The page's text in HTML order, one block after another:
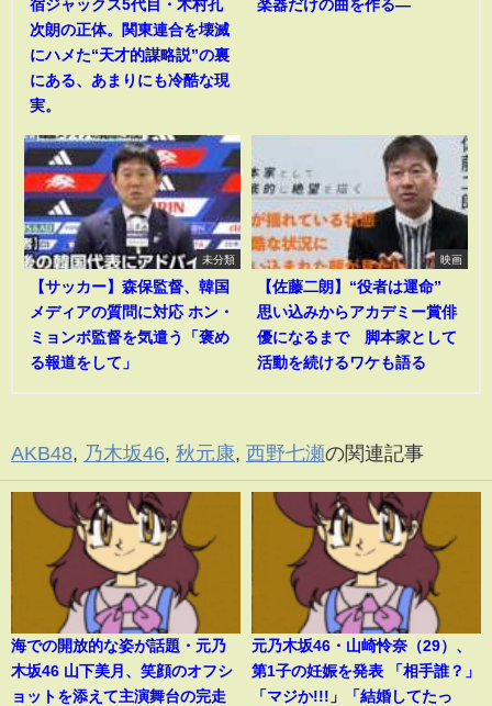
宿ジャックス5代目・木村孔
次朗の正体。関東連合を壊滅
にハメた“天才的謀略説”の裏
にある、あまりにも冷酷な現
実。
楽器だけの曲を作る―
未分類
【サッカー】森保監督、韓国
メディアの質問に対応 ホン・
ミョンボ監督を気遣う「褒め
る報道をして」
映画
【佐藤二朗】“役者は運命”
思い込みからアカデミー賞俳
優になるまで 脚本家として
活動を続けるワケも語る
AKB48, 乃木坂46, 秋元康, 西野七瀬の関連記事
海での開放的な姿が話題・元乃
木坂46 山下美月、笑顔のオフシ
ョットを添えて主演舞台の完走
元乃木坂46・山崎怜奈（29）、
第1子の妊娠を発表 「相手誰？」
「マジか!!!」「結婚してたっ